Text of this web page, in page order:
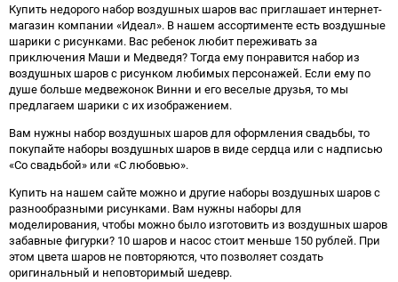
Купить недорого набор воздушных шаров вас приглашает интернет-
магазин компании «Идеал». В нашем ассортименте есть воздушные
шарики с рисунками. Вас ребенок любит переживать за
приключения Маши и Медведя? Тогда ему понравится набор из
воздушных шаров с рисунком любимых персонажей. Если ему по
душе больше медвежонок Винни и его веселые друзья, то мы
предлагаем шарики с их изображением.
Вам нужны набор воздушных шаров для оформления свадьбы, то
покупайте наборы воздушных шаров в виде сердца или с надписью
«Со свадьбой» или «С любовью».
Купить на нашем сайте можно и другие наборы воздушных шаров с
разнообразными рисунками. Вам нужны наборы для
моделирования, чтобы можно было изготовить из воздушных шаров
забавные фигурки? 10 шаров и насос стоит меньше 150 рублей. При
этом цвета шаров не повторяются, что позволяет создать
оригинальный и неповторимый шедевр.